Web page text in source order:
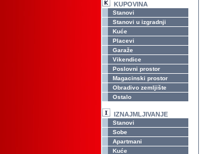
KUPOVINA
Stanovi
Stanovi u izgradnji
Kuće
Placevi
Garaže
Vikendice
Poslovni prostor
Magacinski prostor
Obradivo zemljište
Ostalo
IZNAJMLJIVANJE
Stanovi
Sobe
Apartmani
Kuće